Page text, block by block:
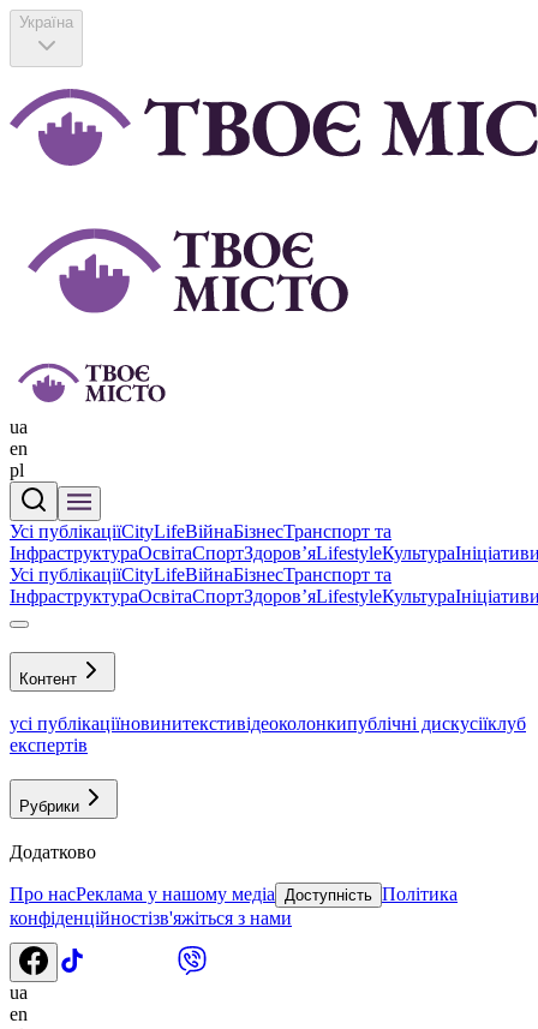
Україна
ua
en
pl
Усі публікаціїCityLifeВійнаБізнесТранспорт та
ІнфраструктураОсвітаСпортЗдоровʼяLifestyleКультура
Усі публікаціїCityLifeВійнаБізнесТранспорт та
ІнфраструктураОсвітаСпортЗдоровʼяLifestyleКультура
Контент
усі публікаціїновинитекстивідеоколонкипублічні дискусіїклуб
експертів
Рубрики
Додатково
Про насРеклама у нашому медіа Доступність Політика
конфіденційностізв'яжіться з нами
ua
en